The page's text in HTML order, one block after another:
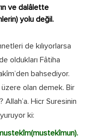
ve dalâlette
yolu değil.
de kılıyorlarsa
oldukları Fâtiha
bahsediyor.
olan demek. Bir
Hicr Suresinin
ki: